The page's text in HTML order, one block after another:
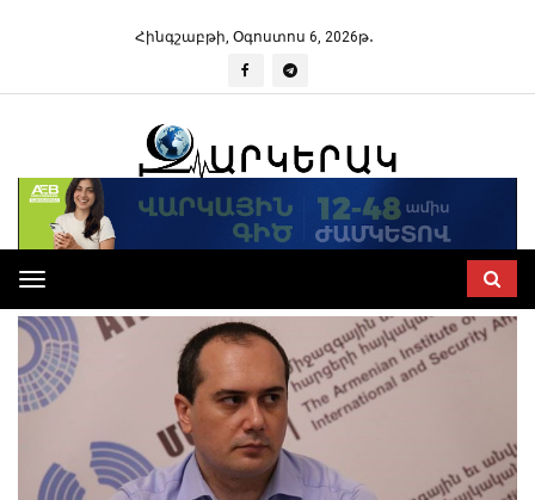
Հինգշաբթի, Օգոստոս 6, 2026թ․
Toggle
navigation